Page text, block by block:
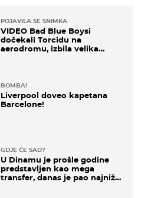
POJAVILA SE SNIMKA
VIDEO Bad Blue Boysi
dočekali Torcidu na
aerodromu, izbila velika
BOMBA!
Liverpool doveo kapetana
Barcelone!
GDJE ĆE SAD?
U Dinamu je prošle godine
predstavljen kao mega
transfer, danas je pao najniže